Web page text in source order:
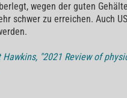
wegen der guten
schwer zu erreichen. Auch
"2021 Review of